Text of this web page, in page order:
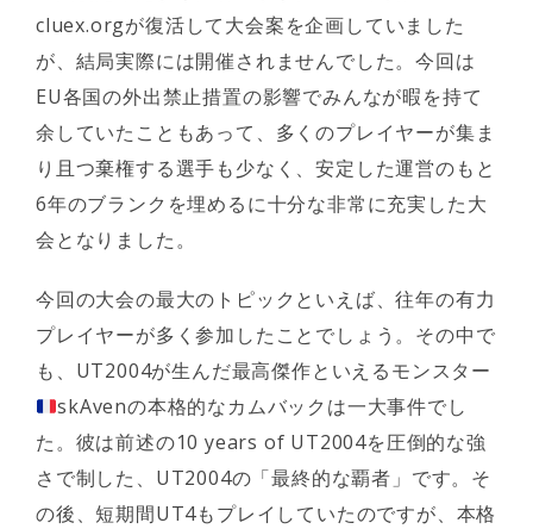
cluex.orgが復活して大会案を企画していました
が、結局実際には開催されませんでした。今回は
EU各国の外出禁止措置の影響でみんなが暇を持て
余していたこともあって、多くのプレイヤーが集ま
り且つ棄権する選手も少なく、安定した運営のもと
6年のブランクを埋めるに十分な非常に充実した大
会となりました。
今回の大会の最大のトピックといえば、往年の有力
プレイヤーが多く参加したことでしょう。その中で
も、UT2004が生んだ最高傑作といえるモンスター
skAvenの本格的なカムバックは一大事件でし
た。彼は前述の10 years of UT2004を圧倒的な強
さで制した、UT2004の「最終的な覇者」です。そ
の後、短期間UT4もプレイしていたのですが、本格